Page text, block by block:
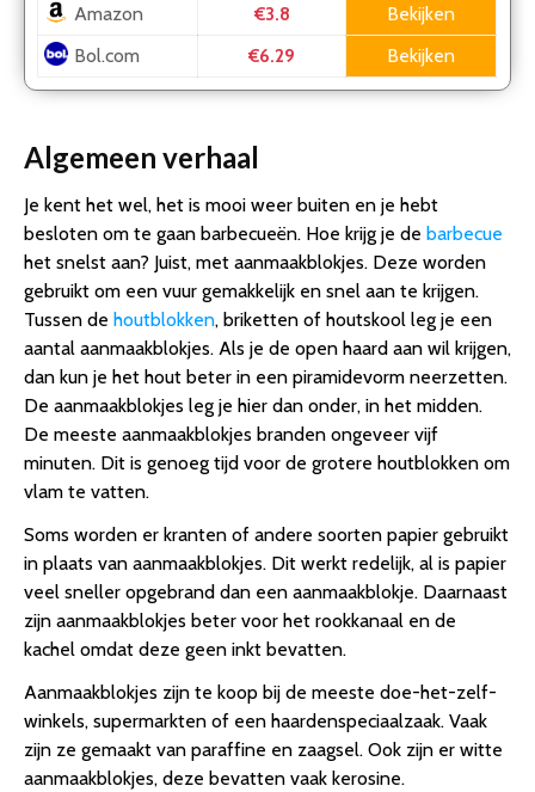
Amazon €3.8
Bekijken
Bol.com
€6.29 Bekijken
Algemeen verhaal
Je kent het wel, het is mooi weer buiten en je hebt
besloten om te gaan barbecueën. Hoe krijg je de barbecue
het snelst aan? Juist, met aanmaakblokjes. Deze worden
gebruikt om een vuur gemakkelijk en snel aan te krijgen.
Tussen de houtblokken, briketten of houtskool leg je een
aantal aanmaakblokjes. Als je de open haard aan wil krijgen,
dan kun je het hout beter in een piramidevorm neerzetten.
De aanmaakblokjes leg je hier dan onder, in het midden.
De meeste aanmaakblokjes branden ongeveer vijf
minuten. Dit is genoeg tijd voor de grotere houtblokken om
vlam te vatten.
Soms worden er kranten of andere soorten papier gebruikt
in plaats van aanmaakblokjes. Dit werkt redelijk, al is papier
veel sneller opgebrand dan een aanmaakblokje. Daarnaast
zijn aanmaakblokjes beter voor het rookkanaal en de
kachel omdat deze geen inkt bevatten.
Aanmaakblokjes zijn te koop bij de meeste doe-het-zelf-
winkels, supermarkten of een haardenspeciaalzaak. Vaak
zijn ze gemaakt van paraffine en zaagsel. Ook zijn er witte
aanmaakblokjes, deze bevatten vaak kerosine.